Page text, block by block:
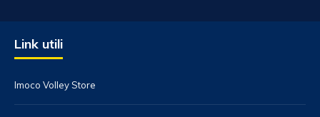
Link utili
Imoco Volley Store